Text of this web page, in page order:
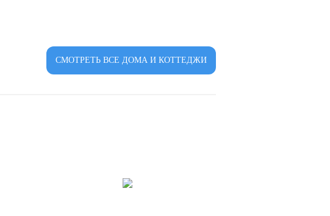
СМОТРЕТЬ ВСЕ ДОМА И КОТТЕДЖИ